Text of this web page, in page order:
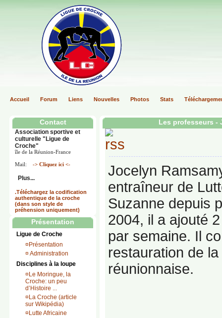
Accueil Forum Liens Nouvelles Photos Stats
Contact
Association sportive et
culturelle "Ligue de
Croche"
île de la Réunion-France
Mail: -> Cliquez ici <-
Plus...
.Téléchargez la codification
authentique de la croche
(dans son style de
préhension uniquement)
Présentation
Ligue de Croche
¤ Présentation
¤ Administration
Disciplines à la loupe
¤ Le Moringue, la
Croche: un peu
d’Histoire ...
¤ La Croche (article
sur Wikipédia)
¤ Lutte Africaine
Les professeurs -
Jocelyn
entraîneur de
Suzanne depuis
2004, il a ajouté
par semaine. Il
restauration de
réunionnaise.